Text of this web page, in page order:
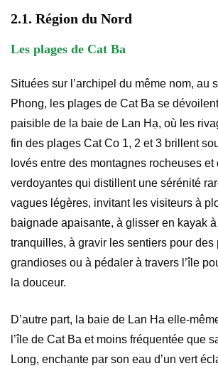
2.1. Région du Nord
Les plages de Cat Ba
Situées sur l’archipel du même nom, au
Phong, les plages de Cat Ba se
paisible de la baie de Lan Hạ, où les
fin des plages Cat Co 1, 2 et 3 brillent
lovés entre des montagnes rocheuses et
verdoyantes qui distillent une sérénité
vagues légères, invitant les visiteurs à
baignade apaisante, à glisser en kayak
tranquilles, à gravir les sentiers pour des
grandioses ou à pédaler à travers l’île
la douceur.
D’autre part, la baie de Lan Ha elle-
l’île de Cat Ba et moins fréquentée que
Long, enchante par son eau d’un vert